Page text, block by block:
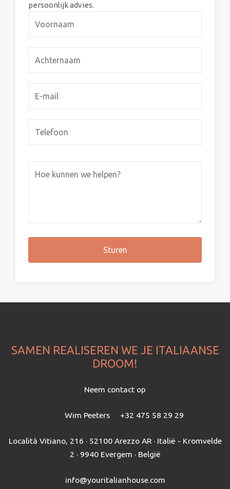
persoonlijk advies.
SAMEN REALISEREN WE JE ITALIAANSE
DROOM!
Neem contact op
Wim Peeters +32 475 58 29 29
Località Vitiano, 216 · 52100 Arezzo AR · Italië - Kromvelde
2 · 9940 Evergem · België
info@youritalianhouse.com